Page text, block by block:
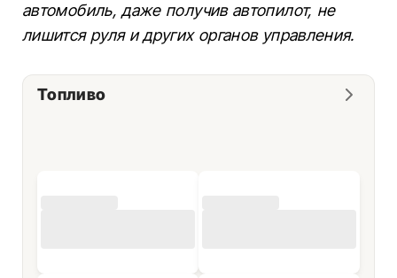
автомобиль, даже получив автопилот, не
лишится руля и других органов управления.
Топливо